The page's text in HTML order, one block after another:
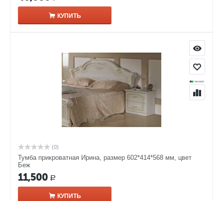
КУПИТЬ
(0)
Тумба прикроватная Ирина, размер 602*414*568 мм, цвет
Беж
11,500 Р
КУПИТЬ